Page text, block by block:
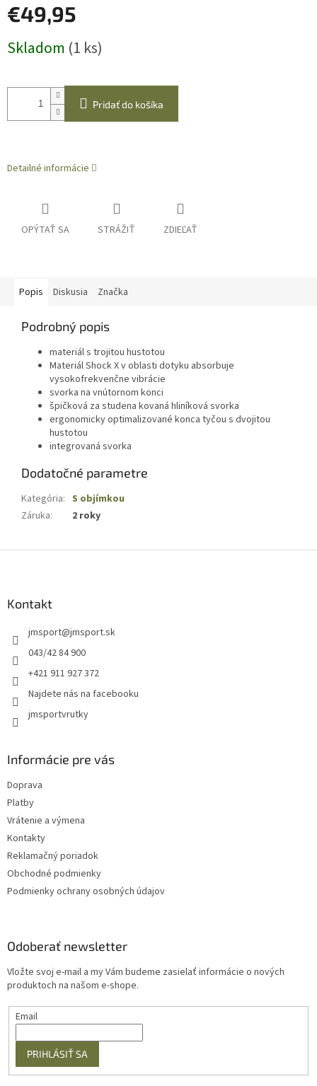
€49,95
cena:
Skladom (1 ks)
Pridať do košíka
Detailné informácie
OPÝTAŤ SA STRÁŽIŤ ZDIEĽAŤ
Popis Diskusia Značka
Podrobný popis
materiál s trojitou hustotou
Materiál Shock X v oblasti dotyku absorbuje
vysokofrekvenčne vibrácie
svorka na vnútornom konci
špičková za studena kovaná hliníková svorka
ergonomicky optimalizované konca tyčou s dvojitou
hustotou
integrovaná svorka
Dodatočné parametre
Kategória: S objímkou
Záruka: 2 roky
Kontakt
jmsport@jmsport.sk
043/42 84 900
+421 911 927 372
Najdete nás na facebooku
jmsportvrutky
Informácie pre vás
Doprava
Platby
Vrátenie a výmena
Kontakty
Reklamačný poriadok
Obchodné podmienky
Podmienky ochrany osobných údajov
Odoberať newsletter
Vložte svoj e-mail a my Vám budeme zasielať informácie o nových
produktoch na našom e-shope.
Email
PRIHLÁSIŤ SA